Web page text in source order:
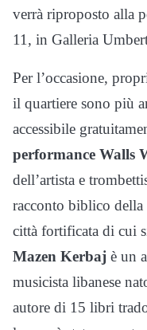
verrà riproposto alla
11, in Galleria
Per l’occasione,
il quartiere sono più
accessibile
performance Walls
dell’artista e
racconto biblico della
città fortificata di cui
Mazen Kerbaj è un
musicista libanese
autore di 15 libri